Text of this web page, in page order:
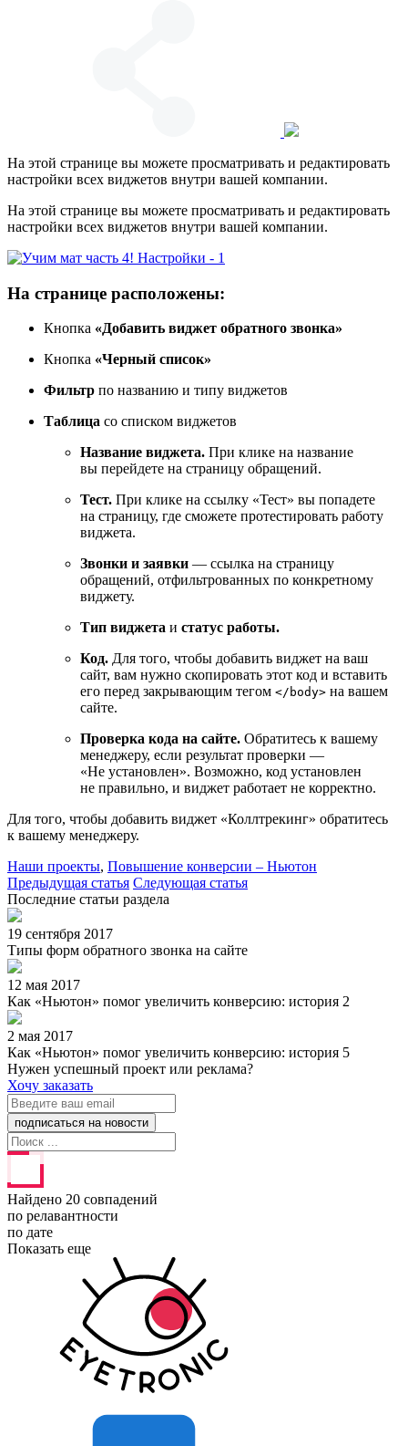
На этой странице вы можете просматривать и редактировать
настройки всех виджетов внутри вашей компании.
На этой странице вы можете просматривать и редактировать
настройки всех виджетов внутри вашей компании.
На странице расположены:
Кнопка «Добавить виджет обратного звонка»
Кнопка «Черный список»
Фильтр по названию и типу виджетов
Таблица со списком виджетов
Название виджета. При клике на название
вы перейдете на страницу обращений.
Тест. При клике на ссылку «Тест» вы попадете
на страницу, где сможете протестировать работу
виджета.
Звонки и заявки — ссылка на страницу
обращений, отфильтрованных по конкретному
виджету.
Тип виджета и статус работы.
Код. Для того, чтобы добавить виджет на ваш
сайт, вам нужно скопировать этот код и вставить
его перед закрывающим тегом </body> на вашем
сайте.
Проверка кода на сайте. Обратитесь к вашему
менеджеру, если результат проверки —
«Не установлен». Возможно, код установлен
не правильно, и виджет работает не корректно.
Для того, чтобы добавить виджет «Коллтрекинг» обратитесь
к вашему менеджеру.
Наши проекты, Повышение конверсии – Ньютон
Предыдущая статья Следующая статья
Последние статьи раздела
19 сентября 2017
Типы форм обратного звонка на сайте
12 мая 2017
Как «Ньютон» помог увеличить конверсию: история 2
2 мая 2017
Как «Ньютон» помог увеличить конверсию: история 5
Нужен успешный проект или реклама?
Хочу заказать
Найдено 20 совпадений
по релавантности
по дате
Показать еще